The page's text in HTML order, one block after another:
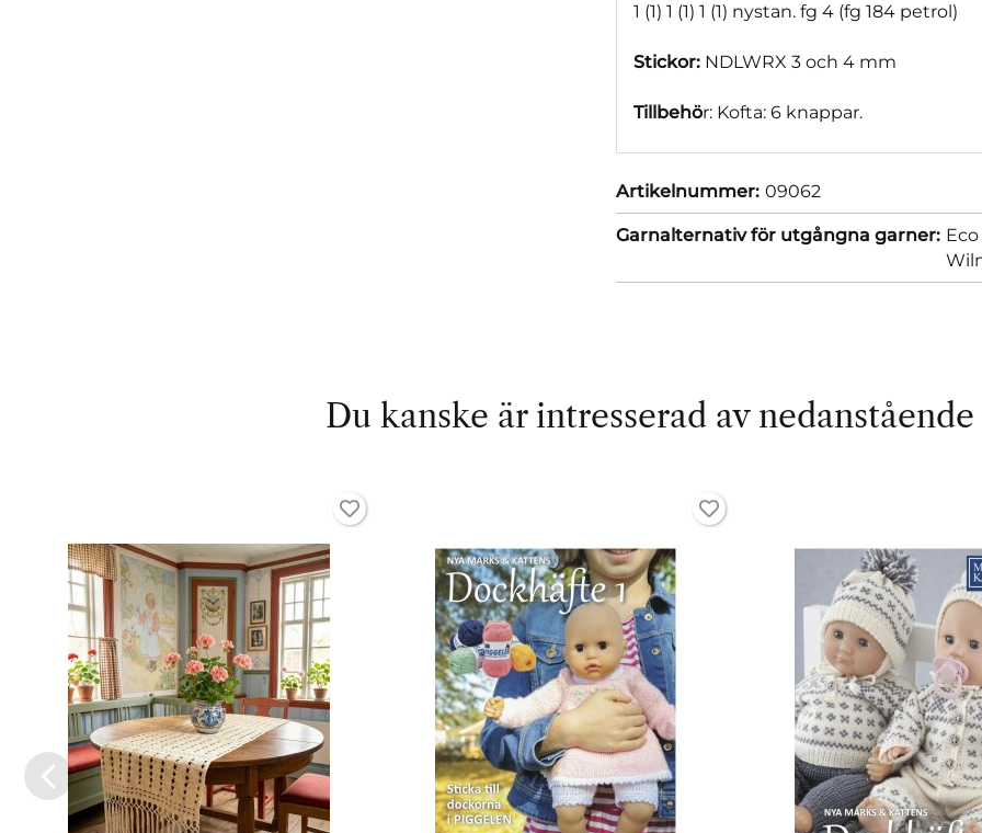
1 (1) 1 (1) 1 (1) nystan. fg 4 (fg 184 petrol)
Stickor: NDLWRX 3 och 4 mm
Tillbehör: Kofta: 6 knappar.
Artikelnummer: 09062
Garnalternativ för utgångna garner:
Du kanske är intresserad av